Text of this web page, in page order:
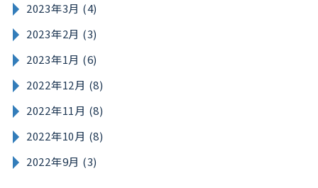
2023年3月 (4)
2023年2月 (3)
2023年1月 (6)
2022年12月 (8)
2022年11月 (8)
2022年10月 (8)
2022年9月 (3)